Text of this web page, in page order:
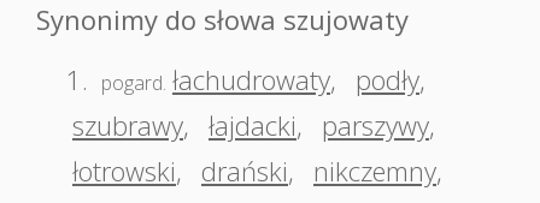
Synonimy do słowa szujowaty
1.
pogard. łachudrowaty, podły,
szubrawy, łajdacki, parszywy,
łotrowski, drański, nikczemny,